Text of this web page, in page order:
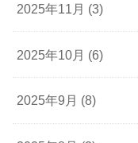
2025年11月 (3)
2025年10月 (6)
2025年9月 (8)